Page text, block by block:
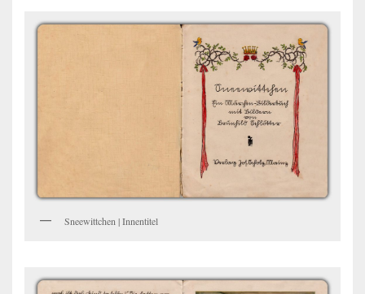
Sneewittchen | Innentitel